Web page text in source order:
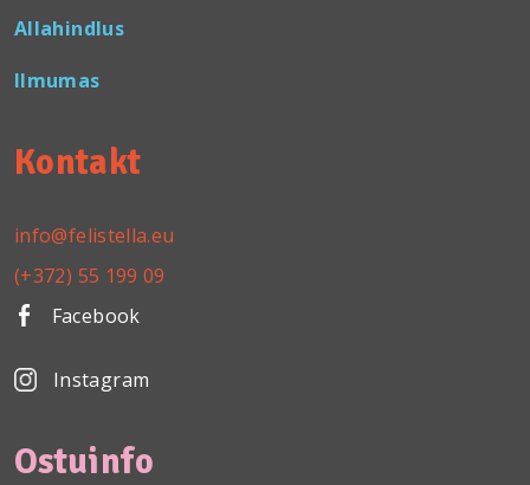
Allahindlus
Ilmumas
Kontakt
info@felistella.eu
(+372) 55 199 09
Facebook
Instagram
Ostuinfo